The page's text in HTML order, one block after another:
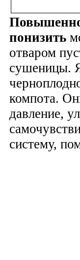
понизить
отваром
сушеницы.
компота.
давление,
систему,